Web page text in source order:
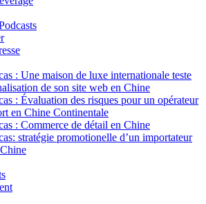
: Une maison de luxe internationale teste
de son site web en Chine
: Évaluation des risques pour un opérateur
en Chine Continentale
: Commerce de détail en Chine
stratégie promotionelle d’un importateur